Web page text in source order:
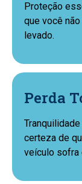
Proteção
que você
levado.
Perda
certeza de
veículo sofra